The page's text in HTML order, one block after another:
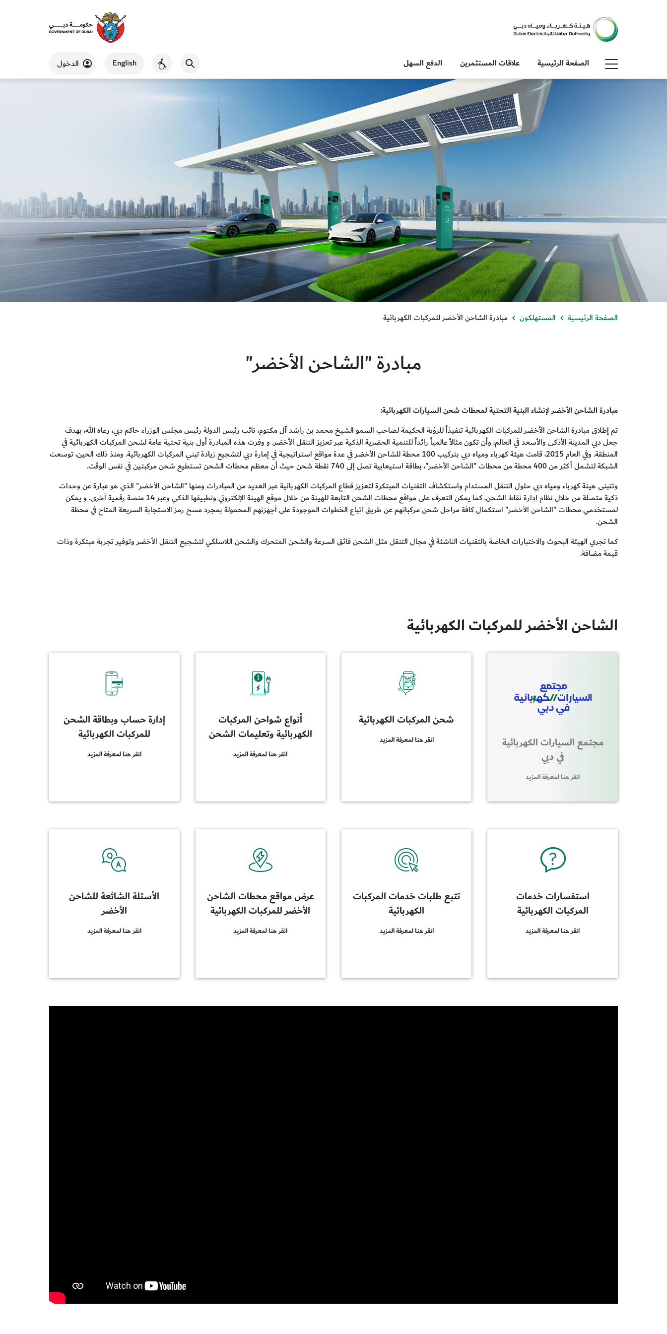
الصفحة الرئيسية علاقات المستثمرين الدفع السهل الدخول English
الصفحة الرئيسية المستهلكون مبادرة الشاحن الأخضر للمركبات الكهربائية
مبادرة "الشاحن الأخضر"
مبادرة الشاحن الأخضر لإنشاء البنية التحتية لمحطات شحن السيارات الكهربائية:
تم إطلاق مبادرة الشاحن الأخضر للمركبات الكهربائية تنفيذاً للرؤية الحكيمة لصاحب السمو الشيخ محمد بن راشد آل مكتوم، نائب رئيس الدولة رئيس مجلس الوزراء حاكم دبي، رعاه الله، بهدف
جعل دبي المدينة الأذكى والأسعد في العالم، وأن تكون مثالاً عالمياً رائداً للتنمية الحضرية الذكية عبر تعزيز التنقل الأخضر. و وفرت هذه المبادرة أول بنية تحتية عامة لشحن المركبات الكهربائية في
المنطقة. وفي العام 2015، قامت هيئة كهرباء ومياه دبي بتركيب 100 محطة للشاحن الأخضر في عدة مواقع استراتيجية في إمارة دبي لتشجيع زيادة تبني المركبات الكهربائية. ومنذ ذلك الحين، توسعت
الشبكة لتشمل أكثر من 400 محطة من محطات "الشاحن الأخضر"، بطاقة استيعابية تصل إلى 740 نقطة شحن حيث أن معظم محطات الشحن تستطيع شحن مركبتين في نفس الوقت.
وتتبنى هيئة كهرباء ومياه دبي حلول التنقل المستدام واستكشاف التقنيات المبتكرة لتعزيز قطاع المركبات الكهربائية عبر العديد من المبادرات ومنها "الشاحن الأخضر" الذي هو عبارة عن وحدات
ذكية متصلة من خلال نظام إدارة نقاط الشحن. كما يمكن التعرف على مواقع محطات الشحن التابعة للهيئة من خلال موقع الهيئة الإلكتروني وتطبيقها الذكي وعبر 14 منصة رقمية أخرى. و يمكن
لمستخدمي محطات "الشاحن الأخضر" استكمال كافة مراحل شحن مركباتهم عن طريق اتباع الخطوات الموجودة على أجهزتهم المحمولة بمجرد مسح رمز الاستجابة السريعة المتاح في محطة
الشحن.
كما تجري الهيئة البحوث والاختبارات الخاصة بالتقنيات الناشئة في مجال التنقل مثل الشحن فائق السرعة والشحن المتحرك والشحن اللاسلكي لتشجيع التنقل الأخضر وتوفير تجربة مبتكرة وذات
قيمة مضافة.
الشاحن الأخضر للمركبات الكهربائية
مجتمع السيارات الكهربائية
في دبي
انقر هنا لمعرفة المزيد
شحن المركبات الكهربائية
انقر هنا لمعرفة المزيد
أنواع شواحن المركبات
الكهربائية وتعليمات الشحن
انقر هنا لمعرفة المزيد
إدارة حساب وبطاقة الشحن
للمركبات الكهربائية
انقر هنا لمعرفة المزيد
استفسارات خدمات
المركبات الكهربائية
انقر هنا لمعرفة المزيد
تتبع طلبات خدمات المركبات
الكهربائية
انقر هنا لمعرفة المزيد
عرض مواقع محطات الشاحن
الأخضر للمركبات الكهربائية
انقر هنا لمعرفة المزيد
الأسئلة الشائعة للشاحن
الأخضر
انقر هنا لمعرفة المزيد